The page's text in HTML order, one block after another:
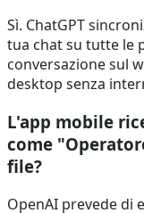
Sì. ChatGPT
tua chat su tutte le
conversazione sul
desktop senza
L'app mobile
come
file?
OpenAI prevede di